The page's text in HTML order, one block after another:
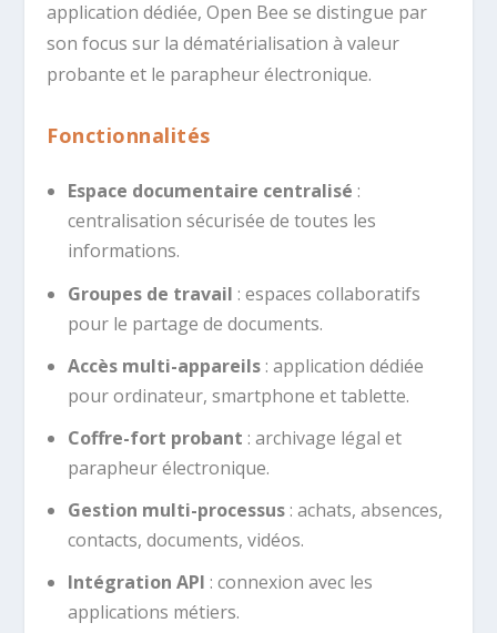
application dédiée, Open Bee se distingue par
son focus sur la dématérialisation à valeur
probante et le parapheur électronique.
Fonctionnalités
Espace documentaire centralisé :
centralisation sécurisée de toutes les
informations.
Groupes de travail : espaces collaboratifs
pour le partage de documents.
Accès multi-appareils: application dédiée
pour ordinateur, smartphone et tablette.
Coffre-fort probant : archivage légal et
parapheur électronique.
Gestion multi-processus: achats, absences,
contacts, documents, vidéos.
Intégration API : connexion avec les
applications métiers.